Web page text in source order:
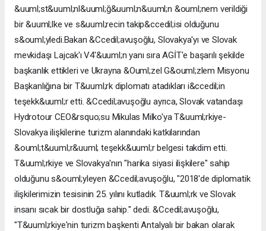
&uuml;st&uuml;nl&uuml;ğ&uuml;n&uuml;n &ouml;nem verildiği
bir &uuml;lke ve s&uuml;recin takip&ccedil;isi olduğunu
s&ouml;yledi.Bakan &Ccedil;avuşoğlu, Slovakya'yı ve Slovak
mevkidaşı Lajcak'ı V4'&uuml;n yanı sıra AGİT'e başarılı şekilde
başkanlık ettikleri ve Ukrayna &Ouml;zel G&ouml;zlem Misyonu
Başkanlığına bir T&uuml;rk diplomatı atadıkları i&ccedil;in
teşekk&uuml;r etti. &Ccedil;avuşoğlu ayrıca, Slovak vatandaşı
Hydrotour CEO&rsquo;su Mikulas Milko'ya T&uuml;rkiye-
Slovakya ilişkilerine turizm alanındaki katkılarından
&ouml;t&uuml;r&uuml; teşekk&uuml;r belgesi takdim etti.
T&uuml;rkiye ve Slovakya'nın "harika siyasi ilişkilere" sahip
olduğunu s&ouml;yleyen &Ccedil;avuşoğlu, "2018'de diplomatik
ilişkilerimizin tesisinin 25. yılını kutladık. T&uuml;rk ve Slovak
insanı sıcak bir dostluğa sahip." dedi. &Ccedil;avuşoğlu,
"T&uuml;rkiye'nin turizm başkenti Antalyalı bir bakan olarak